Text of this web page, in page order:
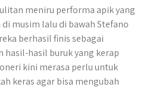
meniru performa apik yang
musim lalu di bawah Stefano
berhasil finis sebagai
hasil-hasil buruk yang kerap
kini merasa perlu untuk
keras agar bisa mengubah